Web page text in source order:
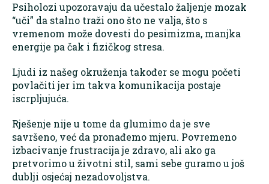
Psiholozi upozoravaju da učestalo žaljenje mozak
“uči” da stalno traži ono što ne valja, što s
vremenom može dovesti do pesimizma, manjka
energije pa čak i fizičkog stresa.
Ljudi iz našeg okruženja također se mogu početi
povlačiti jer im takva komunikacija postaje
iscrpljujuća.
Rješenje nije u tome da glumimo da je sve
savršeno, već da pronađemo mjeru. Povremeno
izbacivanje frustracija je zdravo, ali ako ga
pretvorimo u životni stil, sami sebe guramo u još
dublji osjećaj nezadovoljstva.